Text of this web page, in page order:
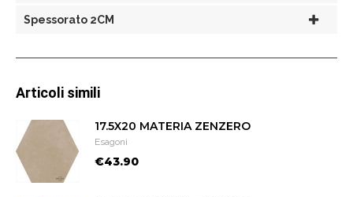
Spessorato 2CM
Articoli simili
17.5X20 MATERIA ZENZERO
Esagoni
€43.90